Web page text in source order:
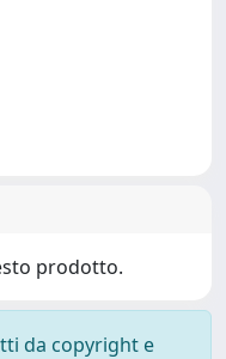
prodotto.
da copyright e